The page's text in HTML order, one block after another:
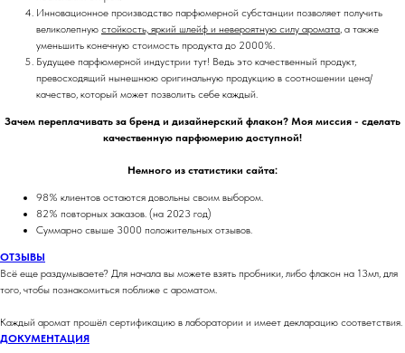
Инновационное производство парфюмерной субстанции позволяет получить
великолепную стойкость, яркий шлейф и невероятную силу аромата, а также
уменьшить конечную стоимость продукта до 2000%.
Будущее парфюмерной индустрии тут! Ведь это качественный продукт,
превосходящий нынешнюю оригинальную продукцию в соотношении цена/
качество, который может позволить себе каждый.
Зачем переплачивать за бренд и дизайнерский флакон? Моя миссия - сделать
качественную парфюмерию доступной!
Немного из статистики сайта:
98% клиентов остаются довольны своим выбором.
82% повторных заказов. (на 2023 год)
Суммарно свыше 3000 положительных отзывов.
ОТЗЫВЫ
Всё еще раздумываете? Для начала вы можете взять пробники, либо флакон на 13мл, для
того, чтобы познакомиться поближе с ароматом.
Каждый аромат прошёл сертификацию в лаборатории и имеет декларацию соответствия.
ДОКУМЕНТАЦИЯ